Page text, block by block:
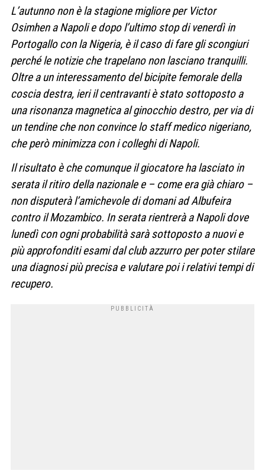
L’autunno non è la stagione migliore per Victor
Osimhen a Napoli e dopo l’ultimo stop di venerdì in
Portogallo con la Nigeria, è il caso di fare gli scongiuri
perché le notizie che trapelano non lasciano tranquilli.
Oltre a un interessamento del bicipite femorale della
coscia destra, ieri il centravanti è stato sottoposto a
una risonanza magnetica al ginocchio destro, per via di
un tendine che non convince lo staff medico nigeriano,
che però minimizza con i colleghi di Napoli.
Il risultato è che comunque il giocatore ha lasciato in
serata il ritiro della nazionale e – come era già chiaro –
non disputerà l’amichevole di domani ad Albufeira
contro il Mozambico. In serata rientrerà a Napoli dove
lunedì con ogni probabilità sarà sottoposto a nuovi e
più approfonditi esami dal club azzurro per poter stilare
una diagnosi più precisa e valutare poi i relativi tempi di
recupero.